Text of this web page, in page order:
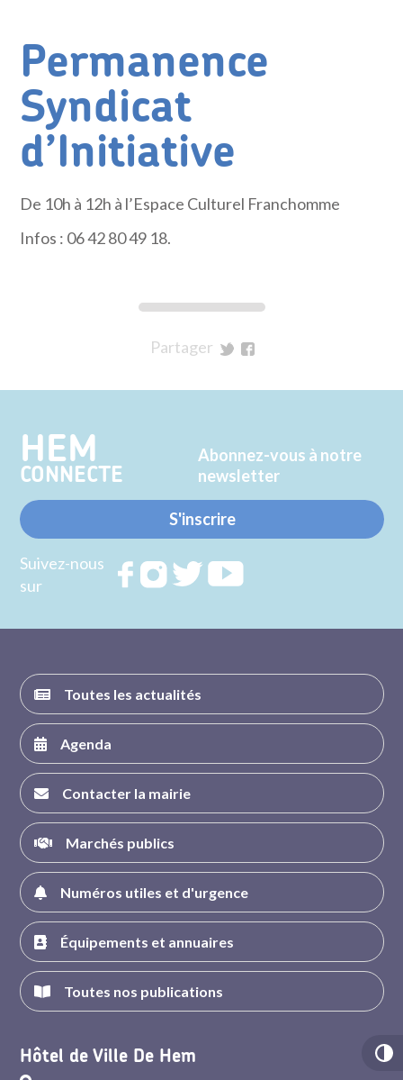
Permanence
Syndicat
d’Initiative
De 10h à 12h à l’Espace Culturel Franchomme
Infos : 06 42 80 49 18.
Partager
Twitter
Facebook
HEM
CONNECTE
Abonnez-vous à notre
newsletter
S'inscrire
Suivez-nous
sur
RejoignezRejoignezRejoignez
Toutes les actualités
Agenda
Contacter la mairie
Marchés publics
Numéros utiles et d'urgence
Équipements et annuaires
Toutes nos publications
Hôtel de Ville De Hem